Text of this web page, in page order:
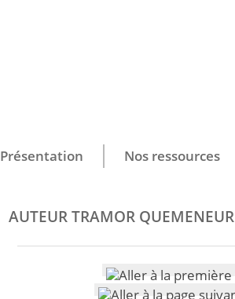
Présentation Nos ressources
AUTEUR TRAMOR QUEMENEUR